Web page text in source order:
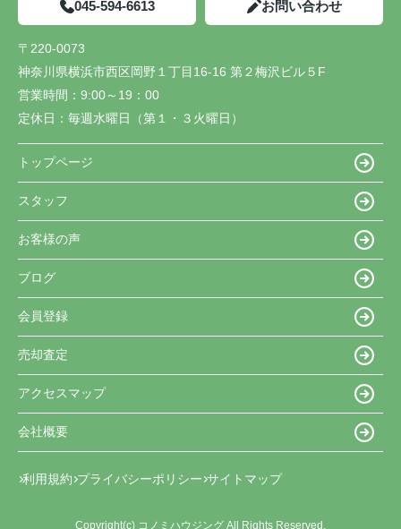
045-594-6613 お問い合わせ
〒220-0073
神奈川県横浜市西区岡野１丁目16-16 第２梅沢ビル５F
営業時間： 9:00～19：00
定休日： 毎週水曜日（第１・３火曜日）
トップページ
スタッフ
お客様の声
ブログ
会員登録
売却査定
アクセスマップ
会社概要
利用規約 プライバシーポリシー サイトマップ
Copyright(c) コノミハウジング All Rights Reserved.